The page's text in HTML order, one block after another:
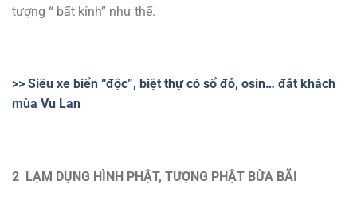
tượng “ bất kính” như thế.
>> Siêu xe biển “độc”, biệt thự có sổ đỏ, osin… đắt khách
mùa Vu Lan
2 LẠM DỤNG HÌNH PHẬT, TƯỢNG PHẬT BỪA BÃI